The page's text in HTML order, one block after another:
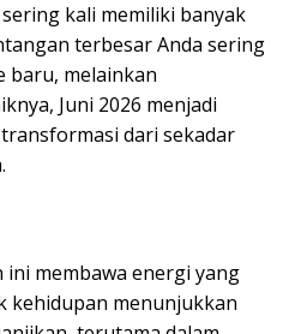
kali memiliki banyak
terbesar Anda sering
baru, melainkan
Juni 2026 menjadi
dari sekadar
membawa energi yang
kehidupan menunjukkan